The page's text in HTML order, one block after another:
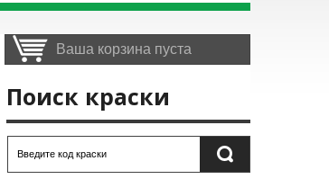
Ваша корзина пуста
Поиск краски